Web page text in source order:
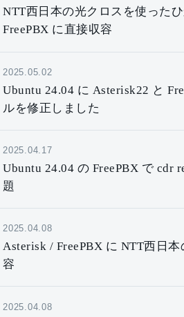
NTT西日本の光クロスを使った
FreePBX に直接収容
2025.05.02
Ubuntu 24.04 に Asterisk22 と
ルを修正しました
2025.04.17
Ubuntu 24.04 の FreePBX で cdr
題
2025.04.08
Asterisk / FreePBX に NTT西日
容
2025.04.08